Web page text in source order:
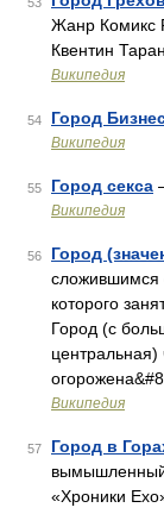
Жанр Комикс
Квентин
Википедия
54 Город
Википедия
55 Город секса
Википедия
56 Город
сложившимся
которого
Город (с
центральная)
Википедия
57 Город в
вымышленный
«Хроники